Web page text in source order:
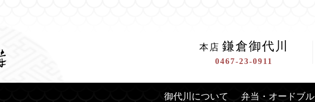
本店 鎌倉御代川
0467-23-0911
御代川について 弁当・オードブル